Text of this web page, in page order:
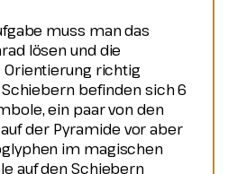
muss man das
lösen und die
richtig
befinden sich 6
ein paar von den
der Pyramide vor aber
im magischen
auf den Schiebern